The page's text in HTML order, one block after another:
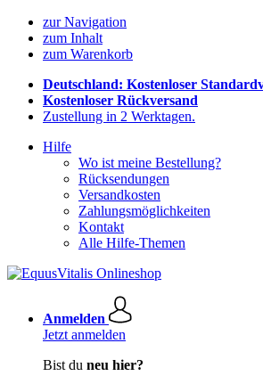
zur Navigation
zum Inhalt
zum Warenkorb
Deutschland: Kostenloser
Kostenloser Rückversand
Zustellung in 2 Werktagen.
Hilfe
Wo ist meine Bestellung?
Rücksendungen
Versandkosten
Zahlungsmöglichkeiten
Kontakt
Alle Hilfe-Themen
Anmelden
Jetzt anmelden
Bist du neu hier?